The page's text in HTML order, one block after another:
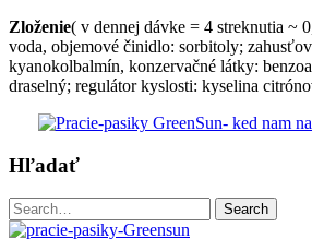
Zloženie( v dennej dávke = 4 streknutia ~
voda, objemové činidlo: sorbitoly;
kyanokolbalmín, konzervačné látky:
draselný; regulátor kyslosti: kyselina
Hľadať
Search
for:
Search